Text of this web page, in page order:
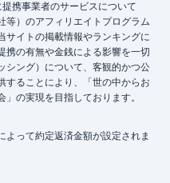
携事業者のサービスについて
等）のアフィリエイトプログラム
サイトの掲載情報やランキングに
携の有無や金銭による影響を一切
シング）について、客観的かつ公
することにより、「世の中からお
の実現を目指しております。
って約定返済金額が設定されま